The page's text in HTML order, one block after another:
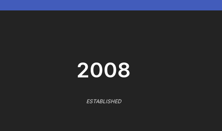
2008
ESTABLISHED